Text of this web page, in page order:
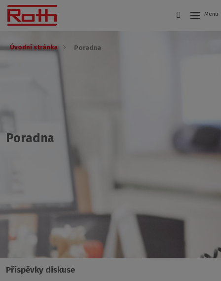
Úvodní stránka Poradna
Poradna
Příspěvky diskuse